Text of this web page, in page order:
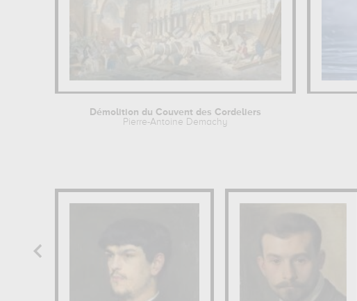
Démolition du Couvent des Cordeliers
Pierre-Antoine Demachy